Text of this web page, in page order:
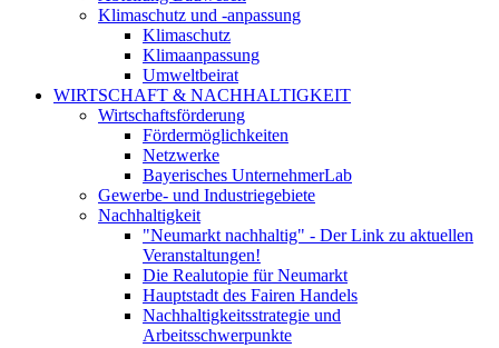
Klimaschutz und -anpassung
Klimaschutz
Klimaanpassung
Umweltbeirat
WIRTSCHAFT & NACHHALTIGKEIT
Wirtschaftsförderung
Fördermöglichkeiten
Netzwerke
Bayerisches UnternehmerLab
Gewerbe- und Industriegebiete
Nachhaltigkeit
"Neumarkt nachhaltig" - Der Link zu aktuellen
Veranstaltungen!
Die Realutopie für Neumarkt
Hauptstadt des Fairen Handels
Nachhaltigkeitsstrategie und
Arbeitsschwerpunkte